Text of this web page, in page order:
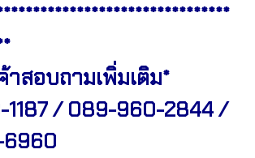
าสอบถามเพิ่มเติม*
1187 / 089-960-2844 /
6960